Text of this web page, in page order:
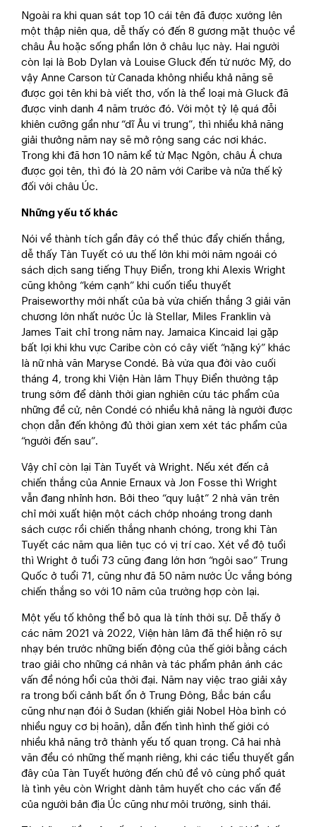
Ngoài ra khi quan sát top 10 cái tên đã được xướng lên
một thập niên qua, dễ thấy có đến 8 gương mặt thuộc về
châu Âu hoặc sống phần lớn ở châu lục này. Hai người
còn lại là Bob Dylan và Louise Gluck đến từ nước Mỹ, do
vậy Anne Carson từ Canada không nhiều khả năng sẽ
được gọi tên khi bà viết thơ, vốn là thể loại mà Gluck đã
được vinh danh 4 năm trước đó. Với một tỷ lệ quá đỗi
khiên cưỡng gần như “dĩ Âu vi trung”, thì nhiều khả năng
giải thưởng năm nay sẽ mở rộng sang các nơi khác.
Trong khi đã hơn 10 năm kể từ Mạc Ngôn, châu Á chưa
được gọi tên, thì đó là 20 năm với Caribe và nửa thế kỷ
đối với châu Úc.
Những yếu tố khác
Nói về thành tích gần đây có thể thúc đẩy chiến thắng,
dễ thấy Tàn Tuyết có ưu thế lớn khi mới năm ngoái có
sách dịch sang tiếng Thụy Điển, trong khi Alexis Wright
cũng không “kém cạnh” khi cuốn tiểu thuyết
Praiseworthy mới nhất của bà vừa chiến thắng 3 giải văn
chương lớn nhất nước Úc là Stellar, Miles Franklin và
James Tait chỉ trong năm nay. Jamaica Kincaid lại gặp
bất lợi khi khu vực Caribe còn có cây viết “nặng ký” khác
là nữ nhà văn Maryse Condé. Bà vừa qua đời vào cuối
tháng 4, trong khi Viện Hàn lâm Thụy Điển thường tập
trung sớm để dành thời gian nghiên cứu tác phẩm của
những đề cử, nên Condé có nhiều khả năng là người được
chọn dẫn đến không đủ thời gian xem xét tác phẩm của
“người đến sau”.
Vậy chỉ còn lại Tàn Tuyết và Wright. Nếu xét đến cả
chiến thắng của Annie Ernaux và Jon Fosse thì Wright
vẫn đang nhỉnh hơn. Bởi theo “quy luật” 2 nhà văn trên
chỉ mới xuất hiện một cách chớp nhoáng trong danh
sách cược rồi chiến thắng nhanh chóng, trong khi Tàn
Tuyết các năm qua liên tục có vị trí cao. Xét về độ tuổi
thì Wright ở tuổi 73 cũng đang lớn hơn “ngôi sao” Trung
Quốc ở tuổi 71, cũng như đã 50 năm nước Úc vắng bóng
chiến thắng so với 10 năm của trường hợp còn lại.
Một yếu tố không thể bỏ qua là tính thời sự. Dễ thấy ở
các năm 2021 và 2022, Viện hàn lâm đã thể hiện rõ sự
nhạy bén trước những biến động của thế giới bằng cách
trao giải cho những cá nhân và tác phẩm phản ánh các
vấn đề nóng hổi của thời đại. Năm nay việc trao giải xảy
ra trong bối cảnh bất ổn ở Trung Đông, Bắc bán cầu
cũng như nạn đói ở Sudan (khiến giải Nobel Hòa bình có
nhiều nguy cơ bị hoãn), dẫn đến tình hình thế giới có
nhiều khả năng trở thành yếu tố quan trọng. Cả hai nhà
văn đều có những thế mạnh riêng, khi các tiểu thuyết gần
đây của Tàn Tuyết hướng đến chủ đề vô cùng phổ quát
là tình yêu còn Wright dành tâm huyết cho các vấn đề
của người bản địa Úc cũng như môi trường, sinh thái.